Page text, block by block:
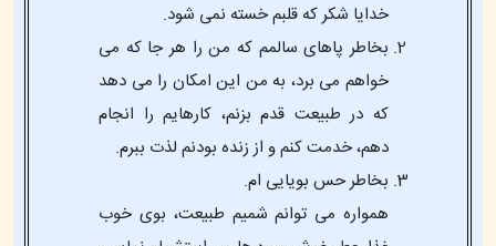
خدایا شکر که قلبم خسته نمی شود.
بخاطر پاهای سالمم که من را هر جا که می
خواهم می برد، به من این امکان را می دهد
که در طبیعت قدم بزنم، کارهایم را انجام
دهم، خدمت کنم و از زنده بودنم لذت ببرم.
بخاطر حس بویایی ام.
همواره می توانم شمیم طبیعت، بوی خوب